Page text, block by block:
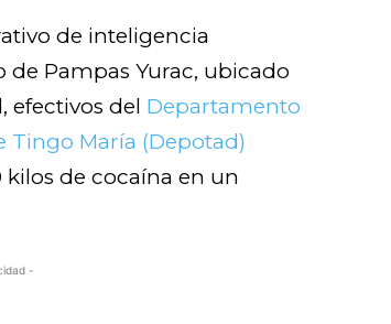
de inteligencia
Pampas Yurac, ubicado
efectivos del Departamento
Tingo María (Depotad)
de cocaína en un
-